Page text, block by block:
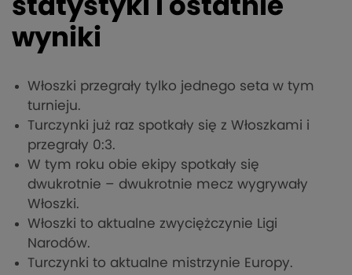
statystyki i ostatnie
wyniki
Włoszki przegrały tylko jednego seta w tym
turnieju.
Turczynki już raz spotkały się z Włoszkami i
przegrały 0:3.
W tym roku obie ekipy spotkały się
dwukrotnie – dwukrotnie mecz wygrywały
Włoszki.
Włoszki to aktualne zwyciężczynie Ligi
Narodów.
Turczynki to aktualne mistrzynie Europy.